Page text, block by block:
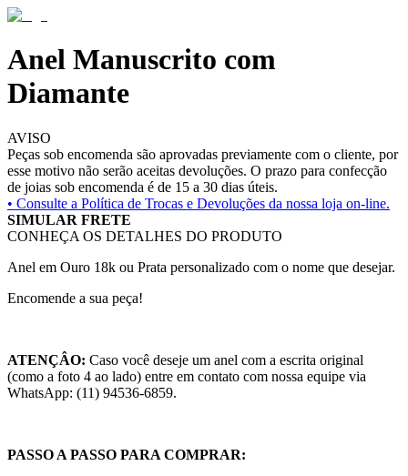
Anel Manuscrito com
Diamante
AVISO
Peças sob encomenda são aprovadas previamente com o cliente, por
esse motivo não serão aceitas devoluções. O prazo para confecção
de joias sob encomenda é de 15 a 30 dias úteis.
• Consulte a Política de Trocas e Devoluções da nossa loja on-line.
SIMULAR FRETE
CONHEÇA OS DETALHES DO PRODUTO
Anel em Ouro 18k ou Prata personalizado com o nome que desejar.
Encomende a sua peça!
ATENÇÂO: Caso você deseje um anel com a escrita original
(como a foto 4 ao lado) entre em contato com nossa equipe via
WhatsApp: (11) 94536-6859.
PASSO A PASSO PARA COMPRAR: